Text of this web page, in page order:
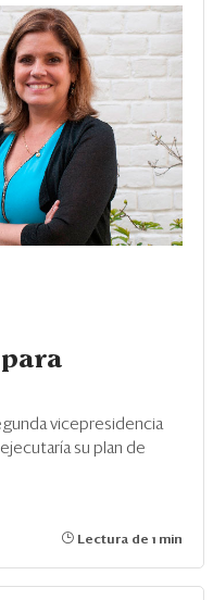
vicepresidencia
su plan de
Lectura de 1 min